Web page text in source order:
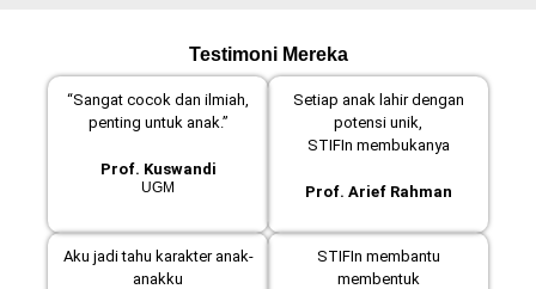
Testimoni Mereka
“Sangat cocok dan ilmiah,
penting untuk anak.”
Prof. Kuswandi
UGM
Setiap anak lahir dengan
potensi unik,
STIFIn membukanya
Prof. Arief Rahman
Aku jadi tahu karakter anak-
anakku
STIFIn membantu
membentuk